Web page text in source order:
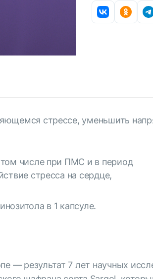
стрессе, уменьшить
том числе при ПМС и в период
стресса на сердце,
в 1 капсуле.
— результат 7 лет научных